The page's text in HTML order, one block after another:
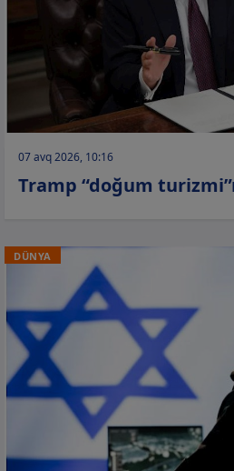
07 avq 2026, 10:16
Tramp “doğum
DÜNYA